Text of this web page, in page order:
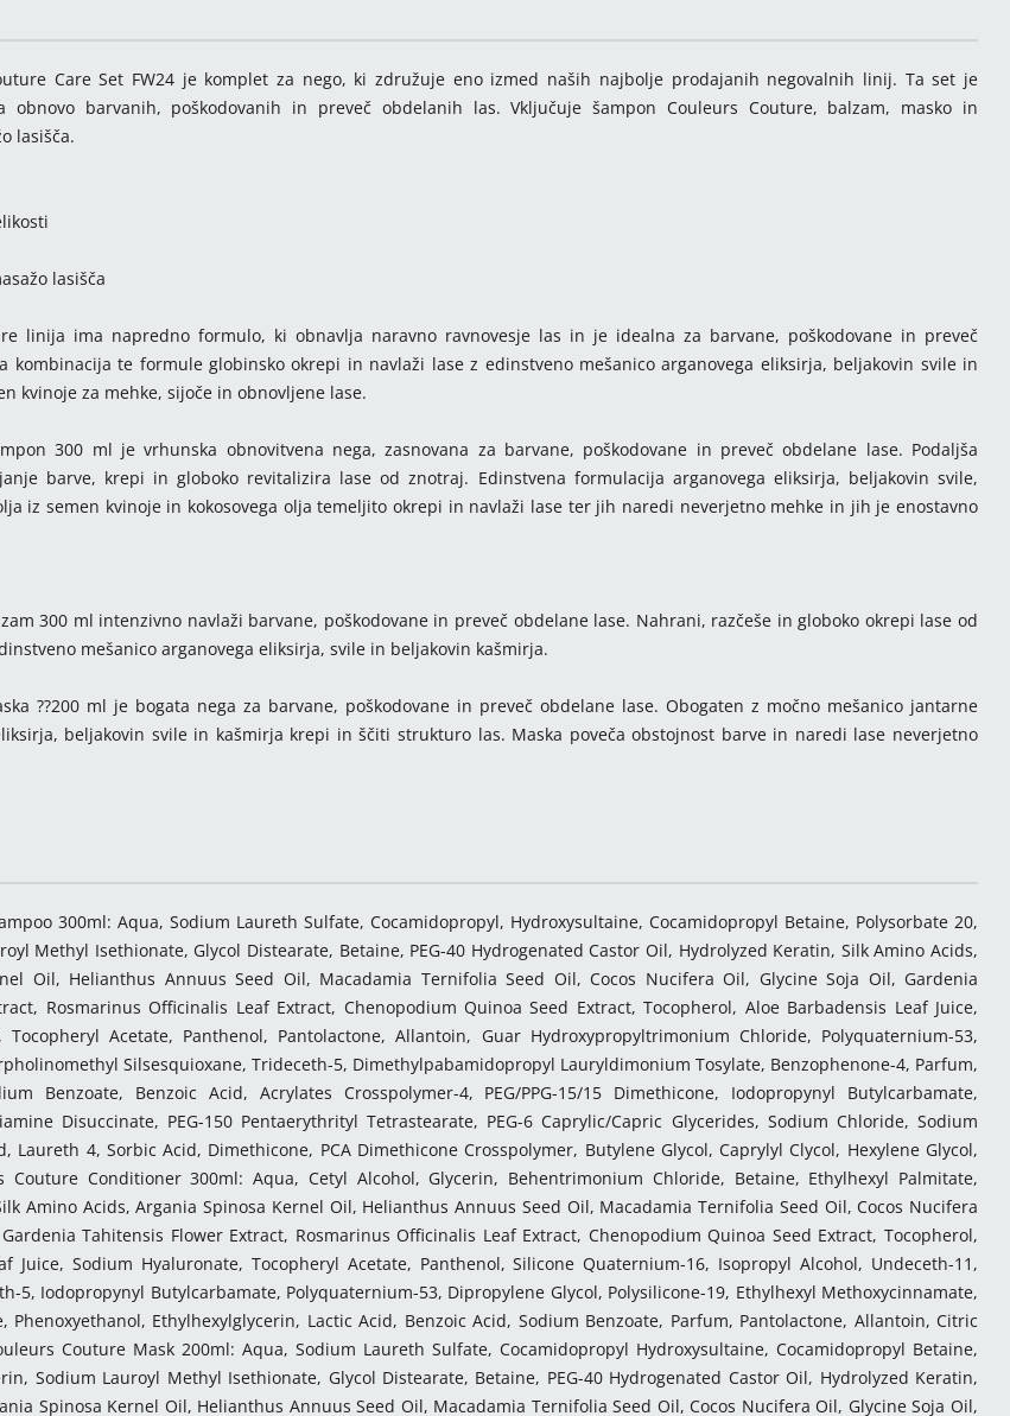
Care Set FW24 je komplet za nego, ki združuje eno izmed naših najbolje prodajanih negovalnih linij. Ta set je
obnovo barvanih, poškodovanih in preveč obdelanih las. Vključuje šampon Couleurs Couture, balzam, masko in
lasišča.
lasišča
linija ima napredno formulo, ki obnavlja naravno ravnovesje las in je idealna za barvane, poškodovane in preveč
kombinacija te formule globinsko okrepi in navlaži lase z edinstveno mešanico arganovega eliksirja, beljakovin svile in
kvinoje za mehke, sijoče in obnovljene lase.
300 ml je vrhunska obnovitvena nega, zasnovana za barvane, poškodovane in preveč obdelane lase. Podaljša
barve, krepi in globoko revitalizira lase od znotraj. Edinstvena formulacija arganovega eliksirja, beljakovin svile,
iz semen kvinoje in kokosovega olja temeljito okrepi in navlaži lase ter jih naredi neverjetno mehke in jih je enostavno
300 ml intenzivno navlaži barvane, poškodovane in preveč obdelane lase. Nahrani, razčeše in globoko okrepi lase od
mešanico arganovega eliksirja, svile in beljakovin kašmirja.
??200 ml je bogata nega za barvane, poškodovane in preveč obdelane lase. Obogaten z močno mešanico jantarne
beljakovin svile in kašmirja krepi in ščiti strukturo las. Maska poveča obstojnost barve in naredi lase neverjetno
300ml: Aqua, Sodium Laureth Sulfate, Cocamidopropyl, Hydroxysultaine, Cocamidopropyl Betaine, Polysorbate 20,
Methyl Isethionate, Glycol Distearate, Betaine, PEG-40 Hydrogenated Castor Oil, Hydrolyzed Keratin, Silk Amino Acids,
Oil, Helianthus Annuus Seed Oil, Macadamia Ternifolia Seed Oil, Cocos Nucifera Oil, Glycine Soja Oil, Gardenia
Rosmarinus Officinalis Leaf Extract, Chenopodium Quinoa Seed Extract, Tocopherol, Aloe Barbadensis Leaf Juice,
Tocopheryl Acetate, Panthenol, Pantolactone, Allantoin, Guar Hydroxypropyltrimonium Chloride, Polyquaternium-53,
Silsesquioxane, Trideceth-5, Dimethylpabamidopropyl Lauryldimonium Tosylate, Benzophenone-4, Parfum,
Benzoate, Benzoic Acid, Acrylates Crosspolymer-4, PEG/PPG-15/15 Dimethicone, Iodopropynyl Butylcarbamate,
Disuccinate, PEG-150 Pentaerythrityl Tetrastearate, PEG-6 Caprylic/Capric Glycerides, Sodium Chloride, Sodium
Laureth 4, Sorbic Acid, Dimethicone, PCA Dimethicone Crosspolymer, Butylene Glycol, Caprylyl Clycol, Hexylene Glycol,
Couture Conditioner 300ml: Aqua, Cetyl Alcohol, Glycerin, Behentrimonium Chloride, Betaine, Ethylhexyl Palmitate,
Amino Acids, Argania Spinosa Kernel Oil, Helianthus Annuus Seed Oil, Macadamia Ternifolia Seed Oil, Cocos Nucifera
Tahitensis Flower Extract, Rosmarinus Officinalis Leaf Extract, Chenopodium Quinoa Seed Extract, Tocopherol,
Juice, Sodium Hyaluronate, Tocopheryl Acetate, Panthenol, Silicone Quaternium-16, Isopropyl Alcohol, Undeceth-11,
5, Iodopropynyl Butylcarbamate, Polyquaternium-53, Dipropylene Glycol, Polysilicone-19, Ethylhexyl Methoxycinnamate,
Phenoxyethanol, Ethylhexylglycerin, Lactic Acid, Benzoic Acid, Sodium Benzoate, Parfum, Pantolactone, Allantoin, Citric
Couture Mask 200ml: Aqua, Sodium Laureth Sulfate, Cocamidopropyl Hydroxysultaine, Cocamidopropyl Betaine,
Sodium Lauroyl Methyl Isethionate, Glycol Distearate, Betaine, PEG-40 Hydrogenated Castor Oil, Hydrolyzed Keratin,
Spinosa Kernel Oil, Helianthus Annuus Seed Oil, Macadamia Ternifolia Seed Oil, Cocos Nucifera Oil, Glycine Soja Oil,